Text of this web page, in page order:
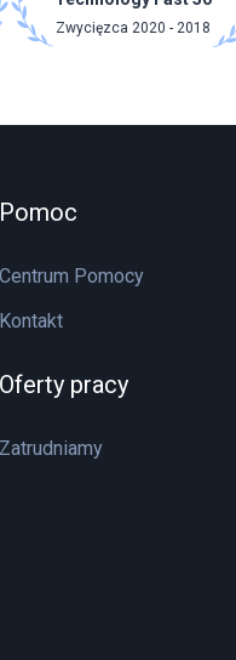
Zwycięzca 2020 - 2018
Pomoc
Centrum Pomocy
Kontakt
Oferty pracy
Zatrudniamy